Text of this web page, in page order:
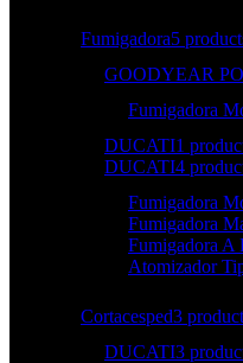
Fumigadora5
GOODYEAR
Fumigadora
DUCATI1
DUCATI4
Fumigadora
Fumigadora
Fumigadora A
Atomizador
Cortacesped3
DUCATI3